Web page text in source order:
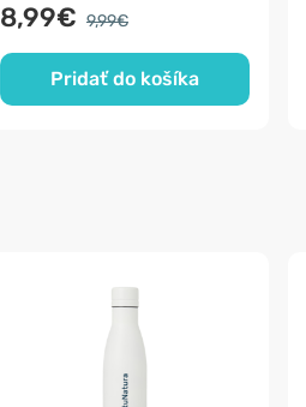
8,99€ 9,99€
Pridať do košíka